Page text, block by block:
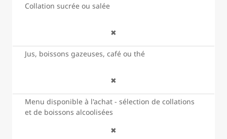
Collation sucrée ou salée
✖
Jus, boissons gazeuses, café ou thé
✖
Menu disponible à l'achat - sélection de collations
et de boissons alcoolisées
✖